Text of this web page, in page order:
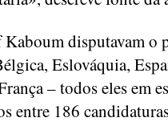
disputavam o
Eslováquia,
– todos eles em
entre 186